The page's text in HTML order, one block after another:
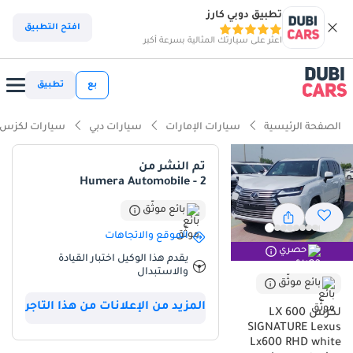
تطبيق دوبي كارز
اعثر على سيارتك المثالية بسرعة أكبر
افتح التطبيق
بع تطبيق
الصفحة الرئيسية سيارات الإمارات سيارات دبي سيارات لكزس
حصري
بائع موثّق
لكزس LX 600
SIGNATURE Lexus
Lx600 RHD white
تم النشر من
Humera Automobile - 2
بائع موثّق
الموقع والاتجاهات
يقدم هذا الوكيل اختبار القيادة
والاستبدال
المزيد من الإعلانات من هذا التاجر
ذكاء دوبي كارز
ذكاء دوبيكارز
مصمم خصيصًا للطرق الوعرة
سعة 7 مقاعد أو أكثر مع مقاعد الكابتن
أقل معدل استهلاك في فئته
ملخص
دول مجلس التعاون الخليجي، لا سيما بلونها الأبيض الخارجي الجذاب الذي
يوفر أعلى قيمة عند إعادة البيع في المنطقة. وباعتبارها طرازًا جديدًا كليًا
لعام 2025 بمواصفات يابانية، فإنها تتيح فرصة فريدة لامتلاك أحدث نسخة